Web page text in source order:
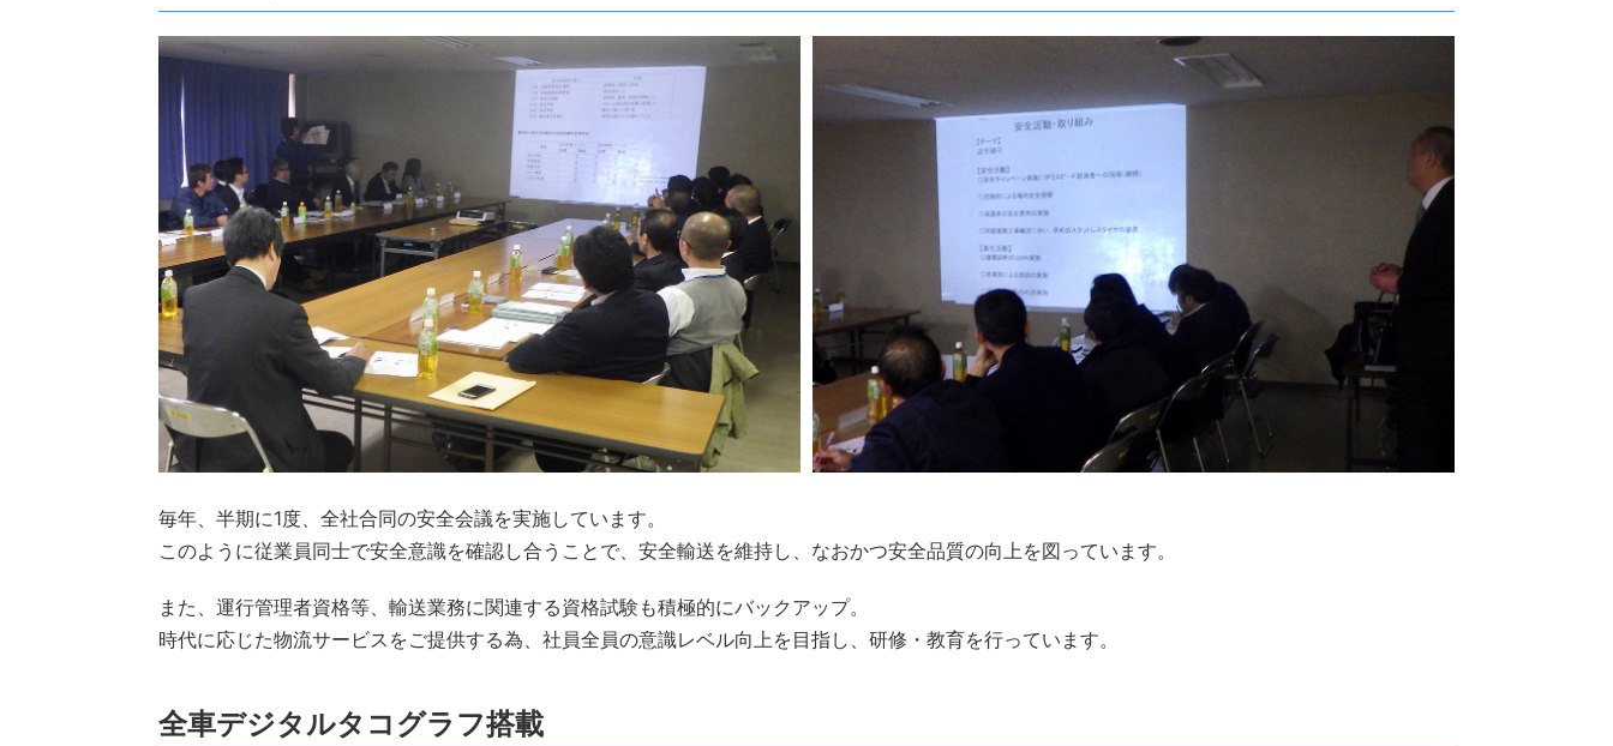
毎年、半期に1度、全社合同の安全会議を実施しています。
このように従業員同士で安全意識を確認し合うことで、安全輸送を維持し、なおかつ安全品質の向上を図っています。
また、運行管理者資格等、輸送業務に関連する資格試験も積極的にバックアップ。
時代に応じた物流サービスをご提供する為、社員全員の意識レベル向上を目指し、研修・教育を行っています。
全車デジタルタコグラフ搭載